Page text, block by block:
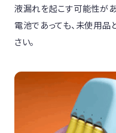
液漏れを起こす可能性が
電池であっても、未使用品
さい。